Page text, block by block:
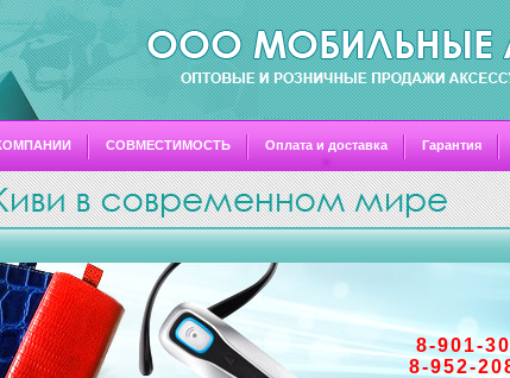
СОВМЕСТИМОСТЬ Оплата и доставка Гарантия
8-901-
8-952-